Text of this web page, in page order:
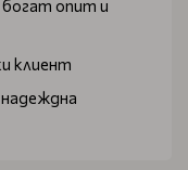
богат опит и
клиент